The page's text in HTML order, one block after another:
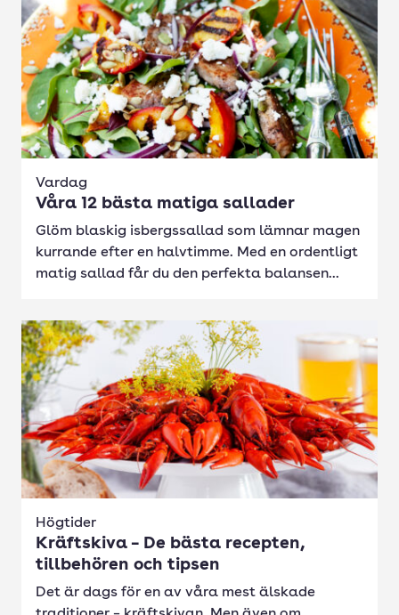
Vardag
Våra 12 bästa matiga sallader
Glöm blaskig isbergssallad som lämnar magen
kurrande efter en halvtimme. Med en ordentligt
matig sallad får du den perfekta balansen...
Högtider
Kräftskiva – De bästa recepten,
tillbehören och tipsen
Det är dags för en av våra mest älskade